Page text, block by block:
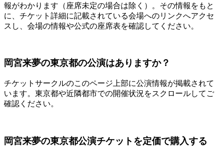
報がわかります（座席未定の場合は除く）。その情報をもと
に、チケット詳細に記載されている会場へのリンクへアクセ
スし、会場の情報や公式の座席表を確認してください。
岡宮来夢の東京都の公演はありますか？
チケットサークルのこのページ上部に公演情報が掲載されて
います。東京都や近隣都市での開催状況をスクロールしてご
確認ください。
岡宮来夢の東京都公演チケットを定価で購入する